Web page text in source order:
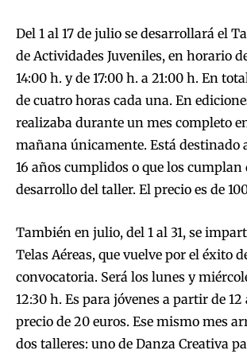
Del 1 al 17 de julio se desarrollará el
de Actividades Juveniles, en horario
14:00 h. y de 17:00 h. a 21:00 h. En
de cuatro horas cada una. En
realizaba durante un mes completo
mañana únicamente. Está destinado
16 años cumplidos o que los
desarrollo del taller. El precio es de
También en julio, del 1 al 31, se
Telas Aéreas, que vuelve por el éxito
convocatoria. Será los lunes y
12:30 h. Es para jóvenes a partir de
precio de 20 euros. Ese mismo mes
dos talleres: uno de Danza Creativa